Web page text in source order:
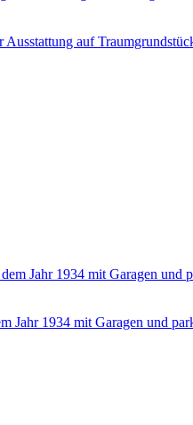
auf
Jahr 1934 mit Garagen und